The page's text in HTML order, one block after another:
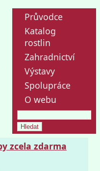
Průvodce
Katalog
rostlin
Zahradnictví
Výstavy
Spolupráce
O webu
zcela zdarma